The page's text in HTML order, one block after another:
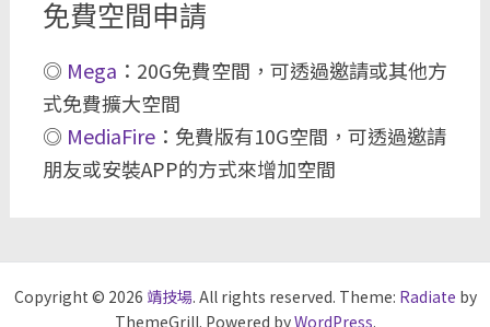
免費空間申請
◎ Mega ：20G免費空間，可透過邀請或其他方
式免費擴大空間
◎ MediaFire：免費版有10G空間，可透過邀請
朋友或安裝APP的方式來增加空間
Copyright © 2026 靖技場. All rights reserved. Theme: Radiate by
ThemeGrill. Powered byWordPress.